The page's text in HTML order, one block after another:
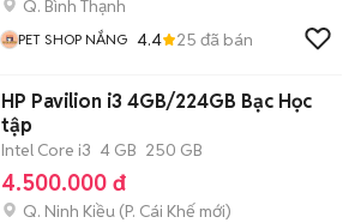
Q. Bình Thạnh
PET SHOP NẮNG 4.4 25 đã bán
HP Pavilion i3 4GB/224GB Bạc Học
tập
Intel Core i3 4 GB 250 GB
4.500.000 đ
Q. Ninh Kiều (P. Cái Khế mới)